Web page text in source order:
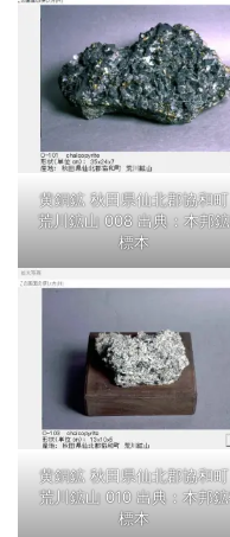
黄銅鉱 秋田県仙北郡協和
荒川鉱山 008 出典：本邦
標本
黄銅鉱 秋田県仙北郡協和
荒川鉱山 010 出典：本邦
標本